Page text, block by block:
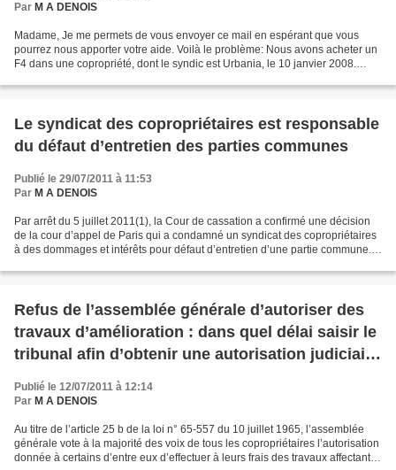
Par M A DENOIS
Madame, Je me permets de vous envoyer ce mail en espérant que vous
pourrez nous apporter votre aide. Voilà le problème: Nous avons acheter un
F4 dans une copropriété, dont le syndic est Urbania, le 10 janvier 2008.
Le syndicat des copropriétaires est responsable
du défaut d’entretien des parties communes
Publié le 29/07/2011 à 11:53
Par M A DENOIS
Par arrêt du 5 juillet 2011(1), la Cour de cassation a confirmé une décision
de la cour d’appel de Paris qui a condamné un syndicat des copropriétaires
à des dommages et intérêts pour défaut d’entretien d’une partie commune.
Refus de l’assemblée générale d’autoriser des
travaux d’amélioration : dans quel délai saisir le
tribunal afin d’obtenir une autorisation judiciaire
Publié le 12/07/2011 à 12:14
Par M A DENOIS
Au titre de l’article 25 b de la loi n° 65-557 du 10 juillet 1965, l’assemblée
générale vote à la majorité des voix de tous les copropriétaires l’autorisation
donnée à certains d’entre eux d’effectuer à leurs frais des travaux affectant